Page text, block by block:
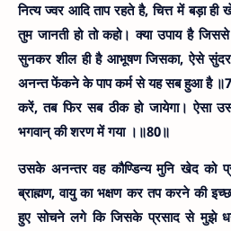
नित्य ज्वर आदि ताप रहते है, चित्त में बड़ा
तुम जानती हो तो कहो। क्या उपाय है
सुनकर शील ही है आभूषण जिसका, ऐसे सुंदर
अनन्त फेंकने के पाप कर्म से यह सब हुआ है
करें, तब फिर सब ठीक हो जायेगा। ऐसा
भगवान् की शरण में गया ।॥80॥
उसके अनन्तर वह कौण्डिन्य मुनि खेद को
ब्राह्मण, वायु का भक्षण कर तप करने की
हुए सोचने लगे कि जिसके प्रसाद से मुझे